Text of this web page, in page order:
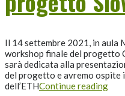
Il 14 settembre 2021, in aula
workshop finale del progetto
sarà dedicata alla
del progetto e avremo ospite
dell’ETHContinue reading